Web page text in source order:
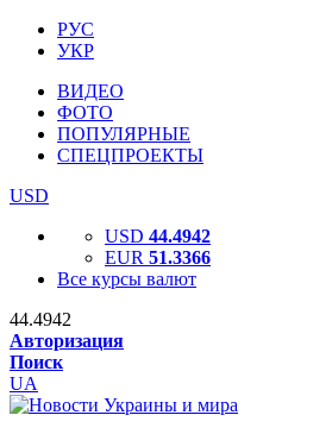
РУС
УКР
ВИДЕО
ФОТО
ПОПУЛЯРНЫЕ
СПЕЦПРОЕКТЫ
USD
USD 44.4942
EUR 51.3366
Все курсы валют
44.4942
Авторизация
Поиск
UA